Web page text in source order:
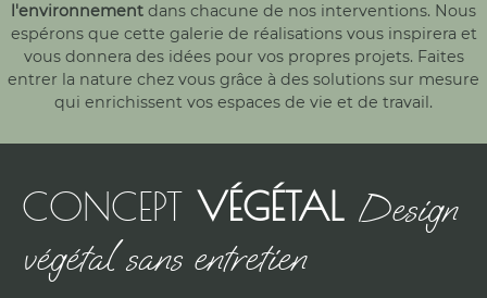
l'environnement dans chacune de nos interventions. Nous
espérons que cette galerie de réalisations vous inspirera et
vous donnera des idées pour vos propres projets. Faites
entrer la nature chez vous grâce à des solutions sur mesure
qui enrichissent vos espaces de vie et de travail.
CONCEPT VÉGÉTAL Design
végétal sans entretien